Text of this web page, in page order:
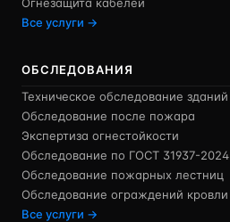
Все услуги →
ОБСЛЕДОВАНИЯ
Техническое обследование зданий
Обследование после пожара
Экспертиза огнестойкости
Обследование по ГОСТ 31937-2024
Обследование пожарных лестниц
Обследование ограждений кровли
Все услуги →